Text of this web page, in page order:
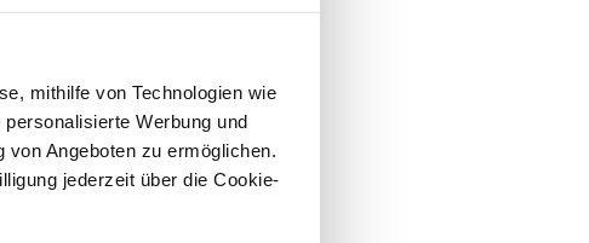
mithilfe von Technologien wie
Werbung und
Angeboten zu ermöglichen.
jederzeit über die Cookie-